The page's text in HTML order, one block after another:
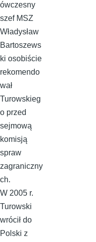
ówczesny
szef MSZ
Władysław
Bartoszews
ki osobiście
rekomendo
wał
Turowskieg
o przed
sejmową
komisją
spraw
zagraniczny
ch.
W 2005 r.
Turowski
wrócił do
Polski z